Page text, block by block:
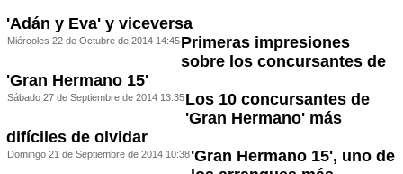
'Adán y Eva' y viceversa
Miércoles 22 de Octubre de 2014 14:45Primeras impresiones
sobre los concursantes de
'Gran Hermano 15'
Sábado 27 de Septiembre de 2014 13:35Los 10 concursantes de
'Gran Hermano' más
difíciles de olvidar
Domingo 21 de Septiembre de 2014 10:38'Gran Hermano 15', uno de